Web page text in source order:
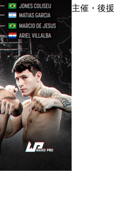
主催・後援